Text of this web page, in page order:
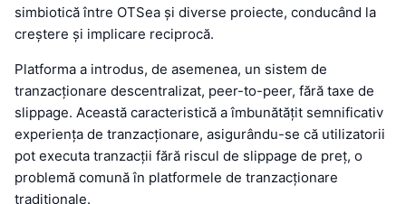
simbiotică între OTSea și diverse proiecte, conducând la
creștere și implicare reciprocă.
Platforma a introdus, de asemenea, un sistem de
tranzacționare descentralizat, peer-to-peer, fără taxe de
slippage. Această caracteristică a îmbunătățit semnificativ
experiența de tranzacționare, asigurându-se că utilizatorii
pot executa tranzacții fără riscul de slippage de preț, o
problemă comună în platformele de tranzacționare
tradiționale.